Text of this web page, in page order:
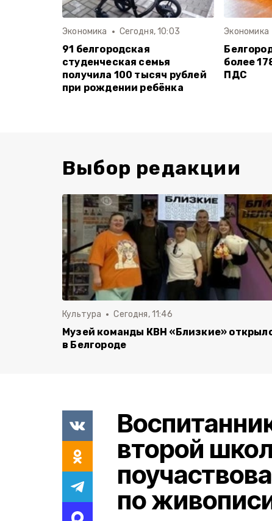
Экономика Сегодня, 10:03
91 белгородская
студенческая семья
получила 100 тысяч рублей
при рождении ребёнка
Экономика
более
ПДС
Выбор редакции
Культура Сегодня, 11:46
Музей команды КВН «Близкие»
в Белгороде
второй
по